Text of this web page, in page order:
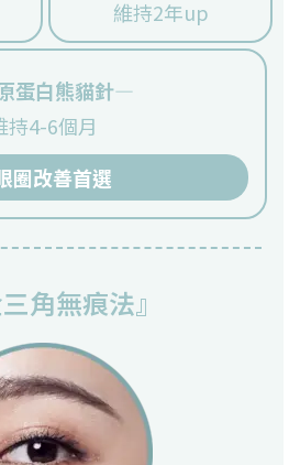
維持2年up
蛋白熊貓針—
持4-6個月
圈改善首選
三角無痕法』